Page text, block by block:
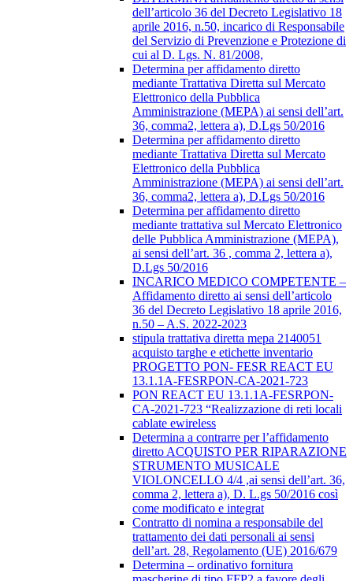
dell’articolo 36 del Decreto Legislativo 18
aprile 2016, n.50, incarico di Responsabile
del Servizio di Prevenzione e Protezione di
cui al D. Lgs. N. 81/2008,
Determina per affidamento diretto
mediante Trattativa Diretta sul Mercato
Elettronico della Pubblica
Amministrazione (MEPA) ai sensi dell’art.
36, comma2, lettera a), D.Lgs 50/2016
Determina per affidamento diretto
mediante Trattativa Diretta sul Mercato
Elettronico della Pubblica
Amministrazione (MEPA) ai sensi dell’art.
36, comma2, lettera a), D.Lgs 50/2016
Determina per affidamento diretto
mediante trattativa sul Mercato Elettronico
delle Pubblica Amministrazione (MEPA),
ai sensi dell’art. 36 , comma 2, lettera a),
D.Lgs 50/2016
INCARICO MEDICO COMPETENTE –
Affidamento diretto ai sensi dell’articolo
36 del Decreto Legislativo 18 aprile 2016,
n.50 – A.S. 2022-2023
stipula trattativa diretta mepa 2140051
acquisto targhe e etichette inventario
PROGETTO PON- FESR REACT EU
13.1.1A-FESRPON-CA-2021-723
PON REACT EU 13.1.1A-FESRPON-
CA-2021-723 “Realizzazione di reti locali
cablate ewireless
Determina a contrarre per l’affidamento
diretto ACQUISTO PER RIPARAZIONE
STRUMENTO MUSICALE
VIOLONCELLO 4/4 ,ai sensi dell’art. 36,
comma 2, lettera a), D. L.gs 50/2016 così
come modificato e integrat
Contratto di nomina a responsabile del
trattamento dei dati personali ai sensi
dell’art. 28, Regolamento (UE) 2016/679
Determina – ordinativo fornitura